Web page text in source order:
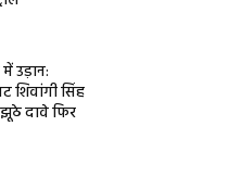
में उड़ान:
शिवांगी सिंह
दावे फिर